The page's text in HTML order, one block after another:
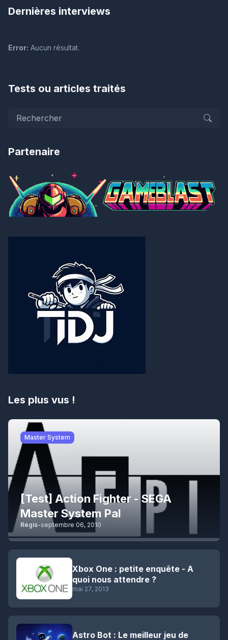
Dernières interviews
Error: Aucun résultat.
Tests ou articles traités
Partenaire
Les plus vus !
Master System
[Test] Action Fighter - SEGA
Master System Pal
Régis-septembre 06, 2010
Xbox One : petite enquête - A
quoi nous attendre ?
mai 27, 2013
Astro Bot : Le meilleur jeu de